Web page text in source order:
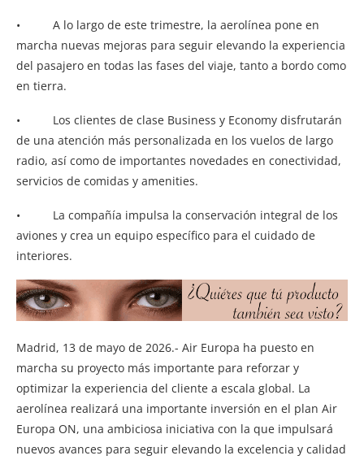
• A lo largo de este trimestre, la aerolínea pone en
marcha nuevas mejoras para seguir elevando la experiencia
del pasajero en todas las fases del viaje, tanto a bordo como
en tierra.
• Los clientes de clase Business y Economy disfrutarán
de una atención más personalizada en los vuelos de largo
radio, así como de importantes novedades en conectividad,
servicios de comidas y amenities.
• La compañía impulsa la conservación integral de los
aviones y crea un equipo específico para el cuidado de
interiores.
Madrid, 13 de mayo de 2026.- Air Europa ha puesto en
marcha su proyecto más importante para reforzar y
optimizar la experiencia del cliente a escala global. La
aerolínea realizará una importante inversión en el plan Air
Europa ON, una ambiciosa iniciativa con la que impulsará
nuevos avances para seguir elevando la excelencia y calidad